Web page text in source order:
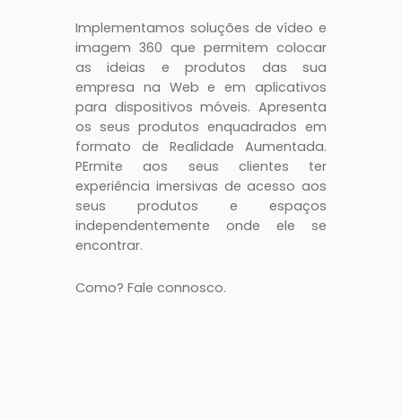
Implementamos soluções de vídeo e
imagem 360 que permitem colocar
as ideias e produtos das sua
empresa na Web e em aplicativos
para dispositivos móveis. Apresenta
os seus produtos enquadrados em
formato de Realidade Aumentada.
PErmite aos seus clientes ter
experiência imersivas de acesso aos
seus produtos e espaços
independentemente onde ele se
encontrar.
Como? Fale connosco.